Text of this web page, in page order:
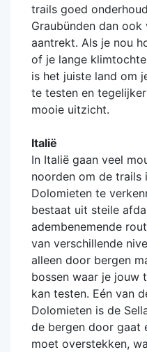
trails goed
Graubünden dan
aantrekt. Als je nou
of je lange
is het juiste land om
te testen en
mooie uitzicht.
Italië
In Italië gaan veel
noorden om de trails
Dolomieten te
bestaat uit steile
adembenemende
van verschillende
alleen door bergen
bossen waar je jouw
kan testen. Eén van
Dolomieten is de
de bergen door gaat
moet overstekken,